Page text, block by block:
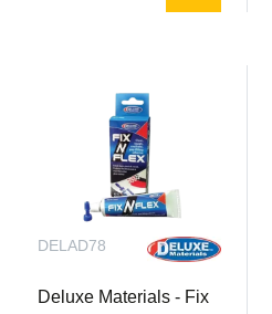
DELAD78
Deluxe Materials - Fix